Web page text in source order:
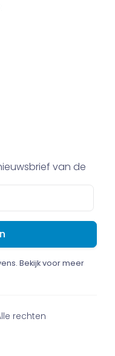
van de
Bekijk voor meer
rechten